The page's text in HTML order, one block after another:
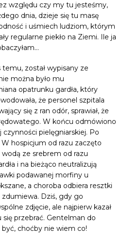
względu czy my tu jesteśmy,
dnia, dzieje się tu masę
i uśmiech ludziom, którym
regularne piekło na Ziemi. Ile ja
temu, został wypisany ze
można było mu
opatrunku gardła, który
że personel szpitala
się z ran odór, sprawiał, że
W końcu odmówiono
pielęgniarskiej. Po
W hospicjum od razu zaczęto
wodą ze srebrem od razu
i na bieżąco neutralizują
podawanej morfiny u
a choroba odbiera resztki
zdumiewa. Dziś, gdy go
zdjęcie, ale najpierw kazał
przebrać. Gentelman do
choćby nie wiem co!